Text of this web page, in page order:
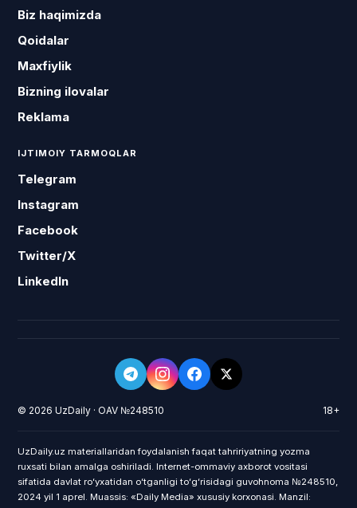
Biz haqimizda
Qoidalar
Maxfiylik
Bizning ilovalar
Reklama
IJTIMOIY TARMOQLAR
Telegram
Instagram
Facebook
Twitter/X
LinkedIn
© 2026 UzDaily · OAV №248510 18+
UzDaily.uz materiallaridan foydalanish faqat tahririyatning yozma
ruxsati bilan amalga oshiriladi. Internet-ommaviy axborot vositasi
sifatida davlat roʻyxatidan oʻtganligi toʻgʻrisidagi guvohnoma №248510,
2024 yil 1 aprel. Muassis: «Daily Media» xususiy korxonasi. Manzil: